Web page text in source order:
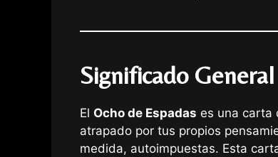
Significado
El Ocho de Espadas es una carta
atrapado por tus propios
medida, autoimpuestas. Esta